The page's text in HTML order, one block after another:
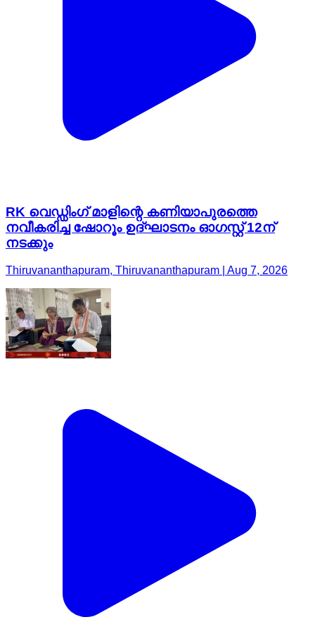
RK വെഡ്ഡിംഗ് മാളിന്റെ കണിയാപുരത്തെ
അരുണാചലിലെ ആയുഷ് പഠനങ്ങൾക്ക്
കേരളത്തിൻ്റെ പിന്തുണ